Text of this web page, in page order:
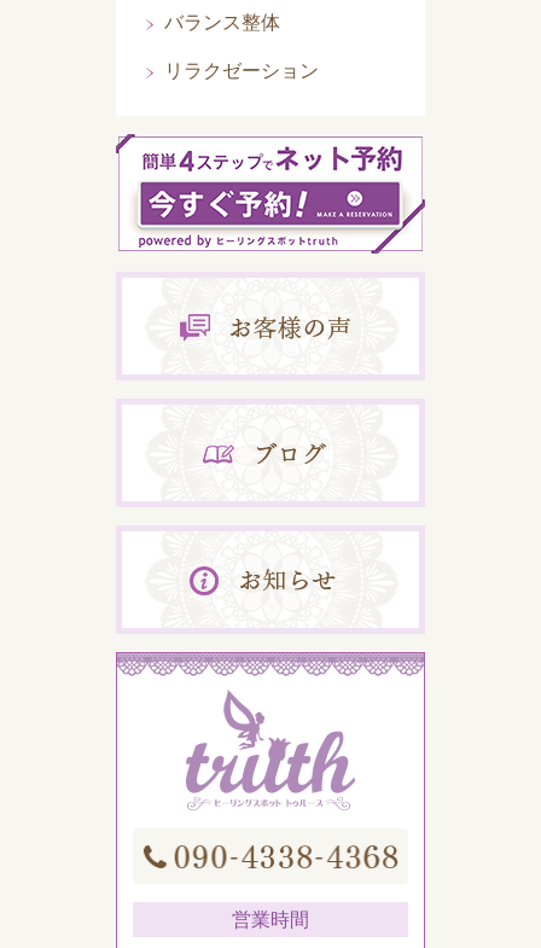
バランス整体
リラクゼーション
営業時間